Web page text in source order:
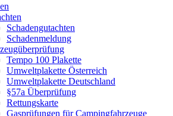
Schadengutachten
Schadenmeldung
Tempo 100 Plakette
Umweltplakette Österreich
Umweltplakette Deutschland
§57a Überprüfung
Rettungskarte
Gasprüfungen für Campingfahrzeuge